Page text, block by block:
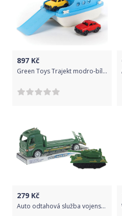
897 Kč
Green Toys Trajekt modro-bílý s autíčky
279 Kč
Auto odtahová služba vojenský set transportér s tankem na setrvačník plast